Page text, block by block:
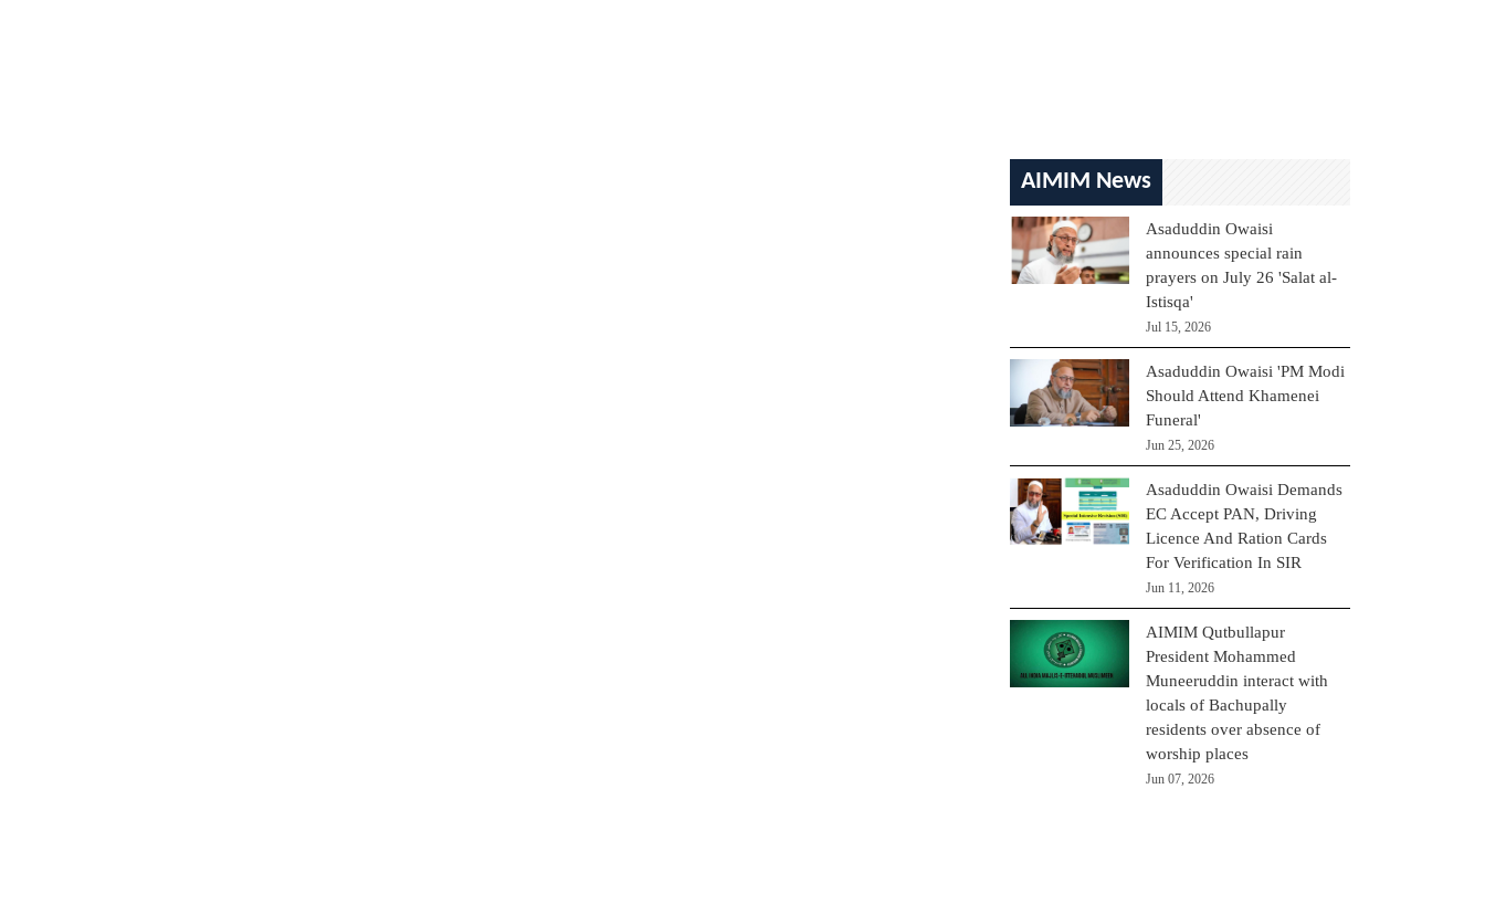
AIMIM News
Asaduddin Owaisi
announces special rain
prayers on July 26 'Salat al-
Istisqa'
Jul 15, 2026
Asaduddin Owaisi 'PM Modi
Should Attend Khamenei
Funeral'
Jun 25, 2026
Asaduddin Owaisi Demands
EC Accept PAN, Driving
Licence And Ration Cards
For Verification In SIR
Jun 11, 2026
AIMIM Qutbullapur
President Mohammed
Muneeruddin interact with
locals of Bachupally
residents over absence of
worship places
Jun 07, 2026